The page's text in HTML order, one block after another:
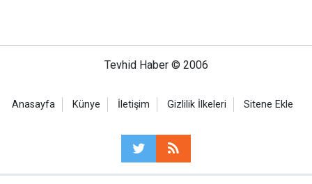
Tevhid Haber © 2006
Anasayfa Künye İletişim Gizlilik İlkeleri Sitene Ekle